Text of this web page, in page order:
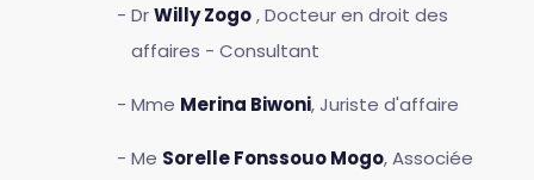
DrWilly Zogo, Docteur en droit des
affaires - Consultant
Mme Merina Biwoni, Juriste d'affaire
Me Sorelle Fonssouo Mogo, Associée